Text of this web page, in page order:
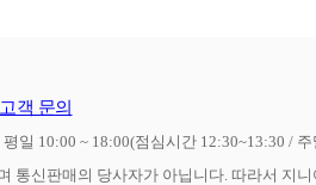
고객 문의
일 10:00 ~ 18:00(점심시간 12:30~13:30 /
통신판매의 당사자가 아닙니다. 따라서 지